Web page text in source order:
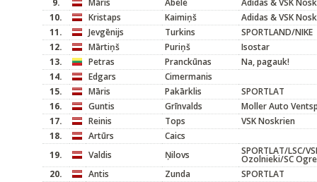
9.
Māris Ābele
Adidas & VSK
10.
Kristaps Kaimiņš
Adidas & VSK
11.
Jevgēnijs Turkins
SPORTLAND/NIKE
12.
Mārtiņš Puriņš
Isostar
13.
Petras Pranckūnas
Na, pagauk!
14.
Edgars
Cimermanis
15.
Māris Pakārklis
SPORTLAT
16.
Guntis Grīnvalds
Moller Auto
17.
Reinis Tops
VSK Noskrien
18.
Artūrs
Caics
19.
Valdis Ņilovs SPORTLAT/LSC/
Ozolnieki/SC Ogre
20.
Antis Zunda
SPORTLAT